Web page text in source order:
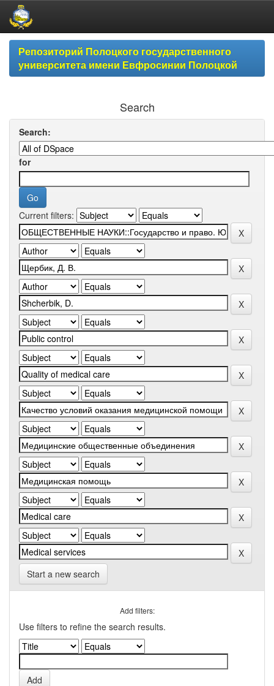
Skip
navigationРепозиторий Полоцкого государственного
университета имени Евфросинии Полоцкой
Search
Search:
for
Current filters:
Start a new search
Add filters:
Use filters to refine the search results.